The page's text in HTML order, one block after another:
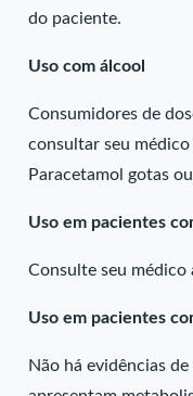
do paciente.
Uso com álcool
Consumidores de
consultar seu
Paracetamol gotas
Uso em pacientes
Consulte seu médico
Uso em pacientes
Não há evidências